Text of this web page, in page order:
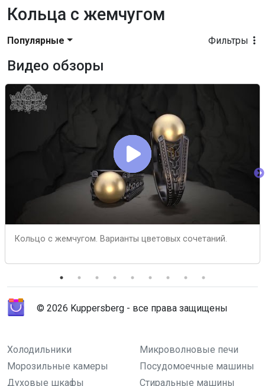
Кольца с жемчугом
Фильтры
Популярные
Видео обзоры
Кольцо с жемчугом. Варианты цветовых сочетаний.
© 2026 Kuppersberg - все права защищены
Холодильники
Микроволновые печи
Морозильные камеры
Посудомоечные машины
Духовые шкафы
Стиральные машины